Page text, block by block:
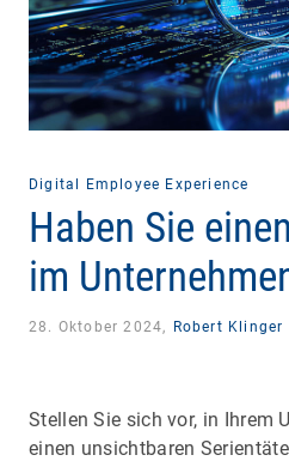
Digital Employee Experience
Haben Sie
im
28. Oktober 2024, Robert Klinger
Stellen Sie sich vor, in Ihrem
einen unsichtbaren